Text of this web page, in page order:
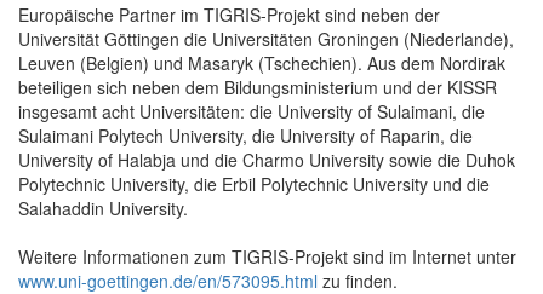
Europäische Partner im TIGRIS-Projekt sind neben der
Universität Göttingen die Universitäten Groningen (Niederlande),
Leuven (Belgien) und Masaryk (Tschechien). Aus dem Nordirak
beteiligen sich neben dem Bildungsministerium und der KISSR
insgesamt acht Universitäten: die University of Sulaimani, die
Sulaimani Polytech University, die University of Raparin, die
University of Halabja und die Charmo University sowie die Duhok
Polytechnic University, die Erbil Polytechnic University und die
Salahaddin University.
Weitere Informationen zum TIGRIS-Projekt sind im Internet unter
www.uni-goettingen.de/en/573095.html zu finden.